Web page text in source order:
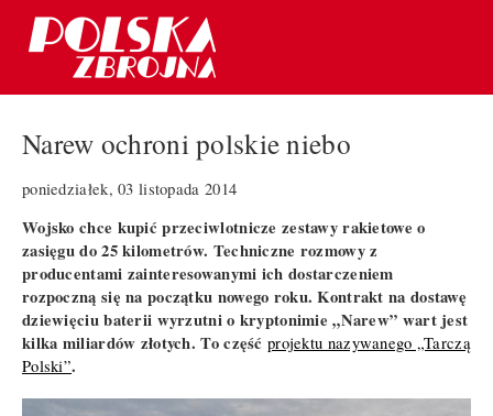
Narew ochroni polskie niebo
poniedziałek, 03 listopada 2014
Wojsko chce kupić przeciwlotnicze zestawy rakietowe o
zasięgu do 25 kilometrów. Techniczne rozmowy z
producentami zainteresowanymi ich dostarczeniem
rozpoczną się na początku nowego roku. Kontrakt na dostawę
dziewięciu baterii wyrzutni o kryptonimie „Narew” wart jest
kilka miliardów złotych. To część projektu nazywanego „Tarczą
Polski”.